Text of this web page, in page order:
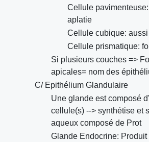
Cellule
aplatie
Cellule cubique:
Cellule prismatique:
Si plusieurs couches =>
apicales= nom des
C/ Epithélium Glandulaire
Une glande est composé
cellule(s) --> synthétise et
aqueux composé de Prot
Glande Endocrine: Produit